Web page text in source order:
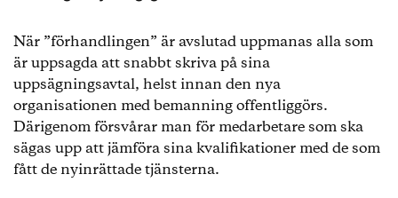
När ”förhandlingen” är avslutad uppmanas alla som
är uppsagda att snabbt skriva på sina
uppsägningsavtal, helst innan den nya
organisationen med bemanning offentliggörs.
Därigenom försvårar man för medarbetare som ska
sägas upp att jämföra sina kvalifikationer med de som
fått de nyinrättade tjänsterna.